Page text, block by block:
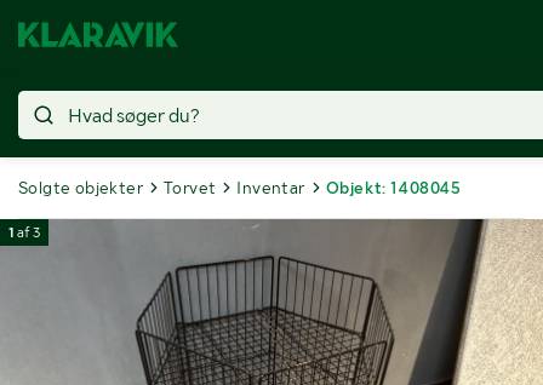
Solgte objekter Torvet Inventar Objekt: 1408045
1 af3